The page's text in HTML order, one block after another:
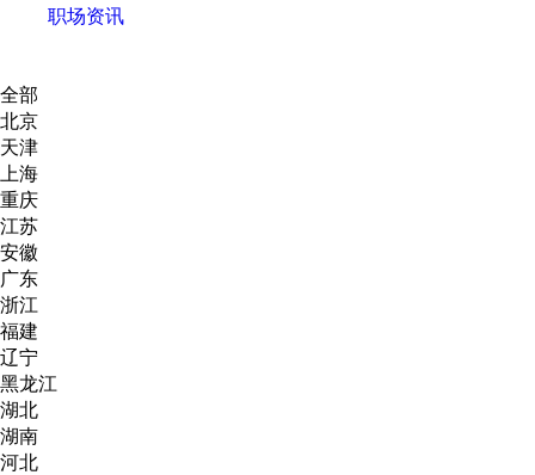
职场资讯
全部
北京
天津
上海
重庆
江苏
安徽
广东
浙江
福建
辽宁
黑龙江
湖北
湖南
河北